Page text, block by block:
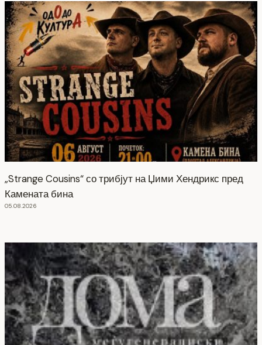
„Strange Cousins“ со трибјут на Џими Хендрикс пред
Камената бина
05.08.2026